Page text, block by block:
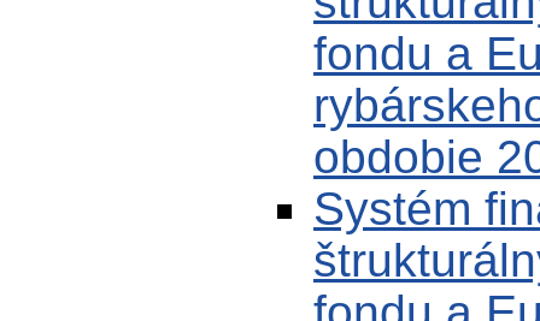
fondu a
obdobie
Systém